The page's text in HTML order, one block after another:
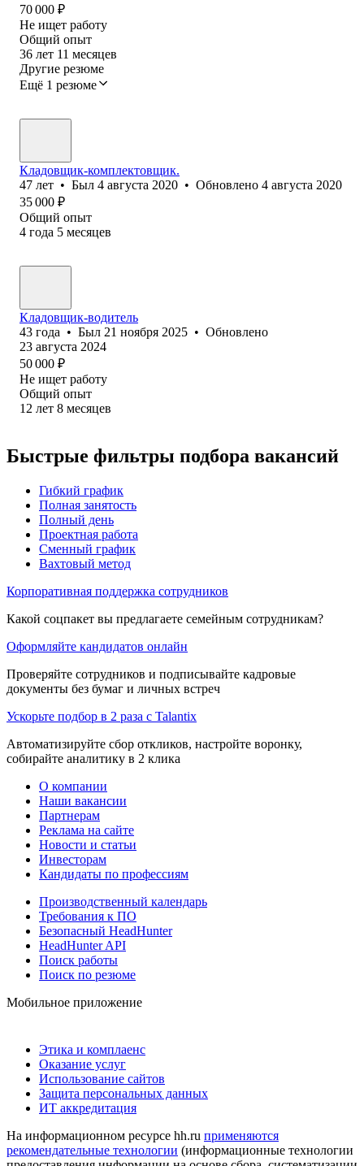
70 000 ₽
Не ищет работу
Общий опыт
36 лет 11 месяцев
Другие резюме
Ещё 1 резюме
Кладовщик-комплектовщик.
47 лет • Был 4 августа 2020 • Обновлено 4 августа 2020
35 000 ₽
Общий опыт
4 года 5 месяцев
Кладовщик-водитель
43 года • Был 21 ноября 2025 • Обновлено
23 августа 2024
50 000 ₽
Не ищет работу
Общий опыт
12 лет 8 месяцев
Быстрые фильтры подбора вакансий
Гибкий график
Полная занятость
Полный день
Проектная работа
Сменный график
Вахтовый метод
Корпоративная поддержка сотрудников
Какой соцпакет вы предлагаете семейным сотрудникам?
Оформляйте кандидатов онлайн
Проверяйте сотрудников и подписывайте кадровые
документы без бумаг и личных встреч
Ускорьте подбор в 2 раза с Talantix
Автоматизируйте сбор откликов, настройте воронку,
собирайте аналитику в 2 клика
О компании
Наши вакансии
Партнерам
Реклама на сайте
Новости и статьи
Инвесторам
Кандидаты по профессиям
Производственный календарь
Требования к ПО
Безопасный HeadHunter
HeadHunter API
Поиск работы
Поиск по резюме
Мобильное приложение
Этика и комплаенс
Оказание услуг
Использование сайтов
Защита персональных данных
ИТ аккредитация
На информационном ресурсе hh.ru применяются
рекомендательные технологии (информационные технологии